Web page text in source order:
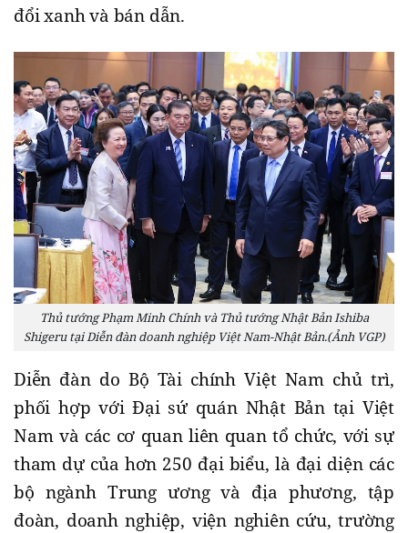
đổi xanh và bán dẫn.
Thủ tướng Phạm Minh Chính và Thủ tướng Nhật Bản Ishiba
Shigeru tại Diễn đàn doanh nghiệp Việt Nam-Nhật Bản.(Ảnh VGP)
Diễn đàn do Bộ Tài chính Việt Nam chủ trì,
phối hợp với Đại sứ quán Nhật Bản tại Việt
Nam và các cơ quan liên quan tổ chức, với sự
tham dự của hơn 250 đại biểu, là đại diện các
bộ ngành Trung ương và địa phương, tập
đoàn, doanh nghiệp, viện nghiên cứu, trường